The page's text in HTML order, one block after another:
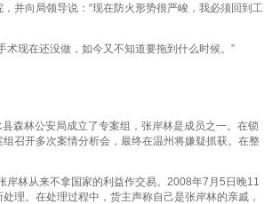
并向局领导说：“现在防火形势很严峻，我必须回到工
现在还没做，如今又不知道要拖到什么时候。”
林公安局成立了专案组，张岸林是成员之一。在锁
召开多次案情分析会，最终在温州将嫌疑抓获。在整
林从来不拿国家的利益作交易。2008年7月5日晚11
理。在处理过程中，货主声称自己是张岸林的亲戚，